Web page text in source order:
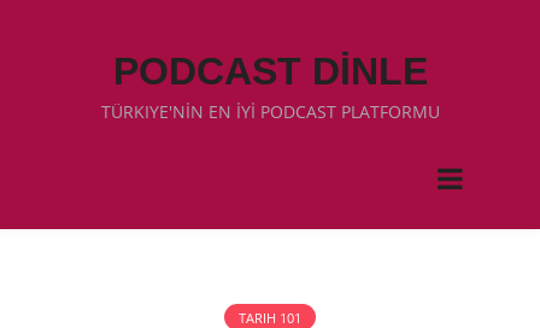
PODCAST DİNLE
TÜRKIYE'NİN EN İYİ PODCAST PLATFORMU
TARIH 101